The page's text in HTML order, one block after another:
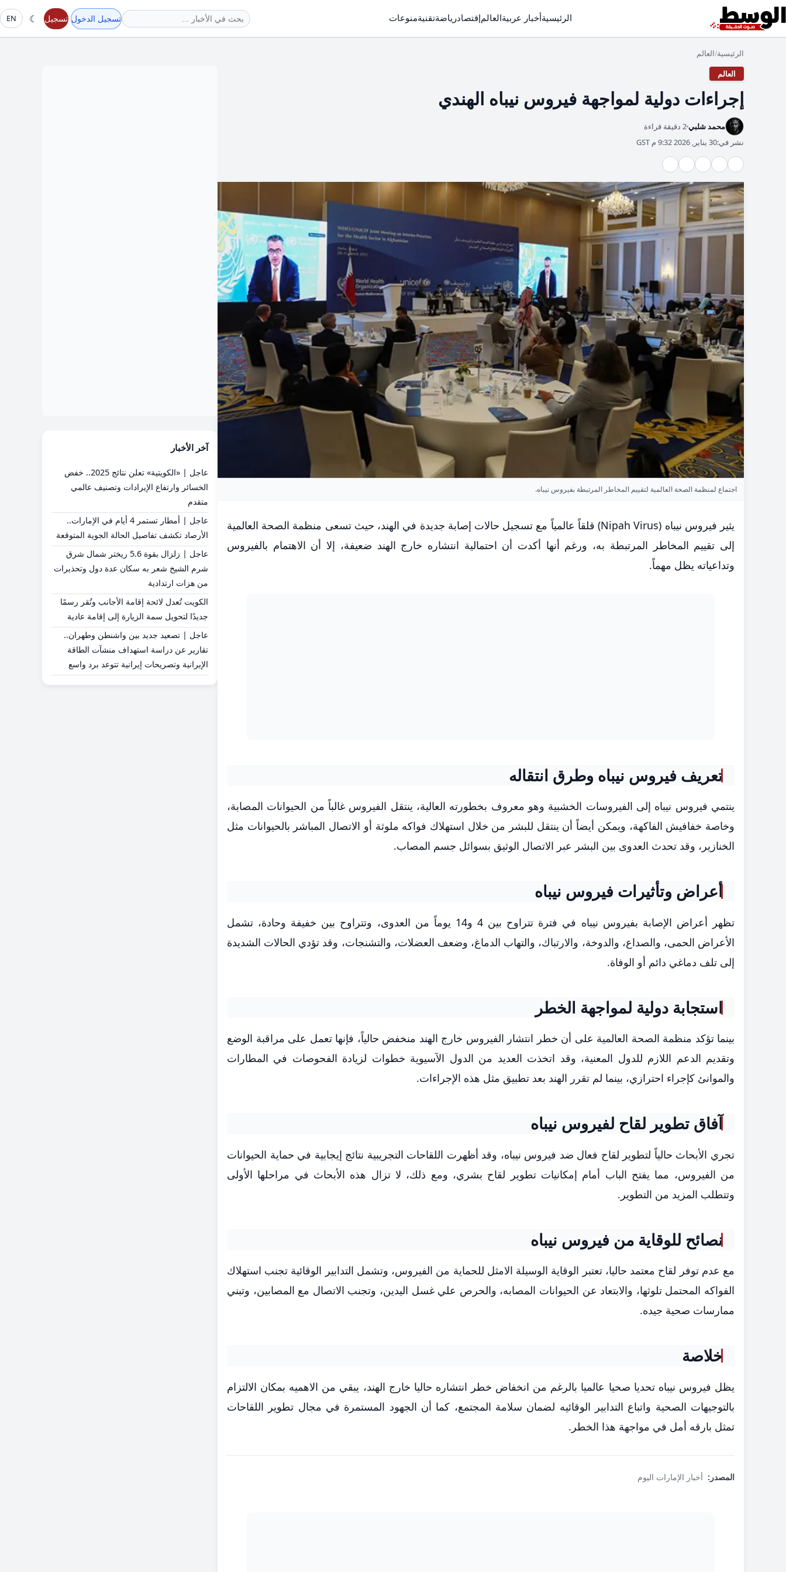
الرئيسيةأخبار عربيةالعالمإقتصادرياضةتقنيةمنوعات تسجيل الدخول تسجيل ☾
EN
الرئيسية/العالم
العالم
إجراءات دولية لمواجهة فيروس نيباه الهندي
محمد شلبي2 دقيقة قراءة
نشر في:30 يناير, 2026 9:32 م GST
اجتماع لمنظمة الصحة العالمية لتقييم المخاطر المرتبطة بفيروس نيباه.
يثير فيروس نيباه (Nipah Virus) قلقاً عالمياً مع تسجيل حالات إصابة جديدة في الهند، حيث تسعى منظمة الصحة العالمية
إلى تقييم المخاطر المرتبطة به، ورغم أنها أكدت أن احتمالية انتشاره خارج الهند ضعيفة، إلا أن الاهتمام بالفيروس
وتداعياته يظل مهماً.
تعريف فيروس نيباه وطرق انتقاله
ينتمي فيروس نيباه إلى الفيروسات الخشبية وهو معروف بخطورته العالية، ينتقل الفيروس غالباً من الحيوانات المصابة،
وخاصة خفافيش الفاكهة، ويمكن أيضاً أن ينتقل للبشر من خلال استهلاك فواكه ملوثة أو الاتصال المباشر بالحيوانات مثل
الخنازير، وقد تحدث العدوى بين البشر عبر الاتصال الوثيق بسوائل جسم المصاب.
أعراض وتأثيرات فيروس نيباه
تظهر أعراض الإصابة بفيروس نيباه في فترة تتراوح بين 4 و14 يوماً من العدوى، وتتراوح بين خفيفة وحادة، تشمل
الأعراض الحمى، والصداع، والدوخة، والارتباك، والتهاب الدماغ، وضعف العضلات، والتشنجات، وقد تؤدي الحالات الشديدة
إلى تلف دماغي دائم أو الوفاة.
استجابة دولية لمواجهة الخطر
بينما تؤكد منظمة الصحة العالمية على أن خطر انتشار الفيروس خارج الهند منخفض حالياً، فإنها تعمل على مراقبة الوضع
وتقديم الدعم اللازم للدول المعنية، وقد اتخذت العديد من الدول الآسيوية خطوات لزيادة الفحوصات في المطارات
والموانئ كإجراء احترازي، بينما لم تقرر الهند بعد تطبيق مثل هذه الإجراءات.
آفاق تطوير لقاح لفيروس نيباه
تجري الأبحاث حالياً لتطوير لقاح فعال ضد فيروس نيباه، وقد أظهرت اللقاحات التجريبية نتائج إيجابية في حماية الحيوانات
من الفيروس، مما يفتح الباب أمام إمكانيات تطوير لقاح بشري، ومع ذلك، لا تزال هذه الأبحاث في مراحلها الأولى
وتتطلب المزيد من التطوير.
نصائح للوقاية من فيروس نيباه
مع عدم توفر لقاح معتمد حاليا، تعتبر الوقاية الوسيلة الامثل للحماية من الفيروس، وتشمل التدابير الوقائية تجنب استهلاك
الفواكه المحتمل تلوثها، والابتعاد عن الحيوانات المصابه، والحرص علي غسل اليدين، وتجنب الاتصال مع المصابين، وتبني
ممارسات صحية جيده.
خلاصة
يظل فيروس نيباه تحديا صحيا عالميا بالرغم من انخفاض خطر انتشاره حاليا خارج الهند، يبقي من الاهميه بمكان الالتزام
بالتوجيهات الصحية واتباع التدابير الوقائيه لضمان سلامة المجتمع، كما أن الجهود المستمرة في مجال تطوير اللقاحات
تمثل بارقه أمل في مواجهة هذا الخطر.
المصدر: أخبار الإمارات اليوم
آخر الأخبار
عاجل | «الكويتية» تعلن نتائج 2025.. خفض
الخسائر وارتفاع الإيرادات وتصنيف عالمي
متقدم
عاجل | أمطار تستمر 4 أيام في الإمارات..
الأرصاد تكشف تفاصيل الحالة الجوية المتوقعة
عاجل | زلزال بقوة 5.6 ريختر شمال شرق
شرم الشيخ شعر به سكان عدة دول وتحذيرات
من هزات ارتدادية
الكويت تُعدل لائحة إقامة الأجانب وتُقر رسمًا
جديدًا لتحويل سمة الزيارة إلى إقامة عادية
عاجل | تصعيد جديد بين واشنطن وطهران..
تقارير عن دراسة استهداف منشآت الطاقة
الإيرانية وتصريحات إيرانية تتوعد برد واسع